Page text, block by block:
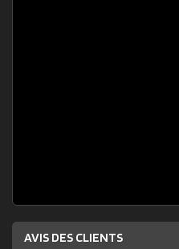
AVIS DES CLIENTS